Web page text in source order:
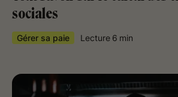
sociales
Gérer sa paie Lecture 6 min